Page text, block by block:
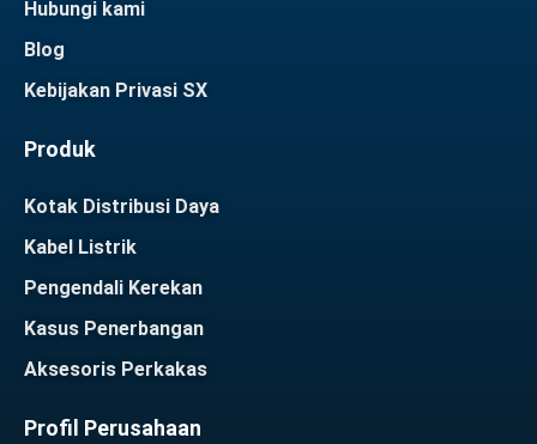
Hubungi kami
Blog
Kebijakan Privasi SX
Produk
Kotak Distribusi Daya
Kabel Listrik
Pengendali Kerekan
Kasus Penerbangan
Aksesoris Perkakas
Profil Perusahaan